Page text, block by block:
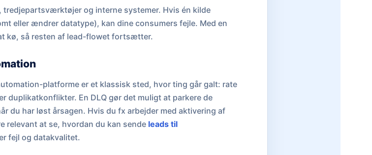
tredjepartsværktøjer og interne systemer. Hvis én kilde
eller ændrer datatype), kan dine consumers fejle. Med en
kø, så resten af lead-flowet fortsætter.
platforme er et klassisk sted, hvor ting går galt: rate
duplikatkonflikter. En DLQ gør det muligt at parkere de
du har løst årsagen. Hvis du fx arbejder med aktivering af
relevant at se, hvordan du kan sende leads til
fejl og datakvalitet.